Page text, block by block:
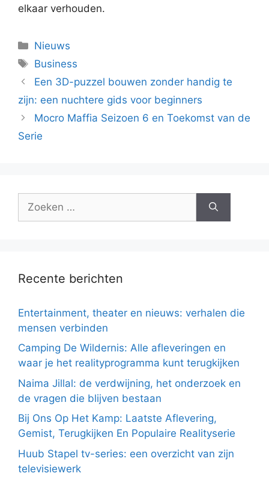
elkaar verhouden.
Categorieën
Nieuws
Tags
Business
Een 3D-puzzel bouwen zonder handig te
zijn: een nuchtere gids voor beginners
Mocro Maffia Seizoen 6 en Toekomst van de
Serie
naar:
Recente berichten
Entertainment, theater en nieuws: verhalen die
mensen verbinden
Camping De Wildernis: Alle afleveringen en
waar je het realityprogramma kunt terugkijken
Naima Jillal: de verdwijning, het onderzoek en
de vragen die blijven bestaan
Bij Ons Op Het Kamp: Laatste Aflevering,
Gemist, Terugkijken En Populaire Realityserie
Huub Stapel tv-series: een overzicht van zijn
televisiewerk